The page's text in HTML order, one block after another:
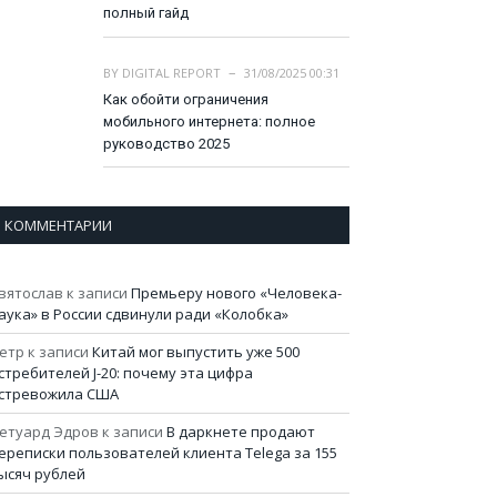
полный гайд
BY DIGITAL REPORT
31/08/2025 00:31
Как обойти ограничения
мобильного интернета: полное
руководство 2025
КОММЕНТАРИИ
к записи Премьеру нового «Человека-
в России сдвинули ради «Колобка»
к записи Китай мог выпустить уже 500
J-20: почему эта цифра
США
Эдров к записи В даркнете продают
пользователей клиента Telega за 155
рублей